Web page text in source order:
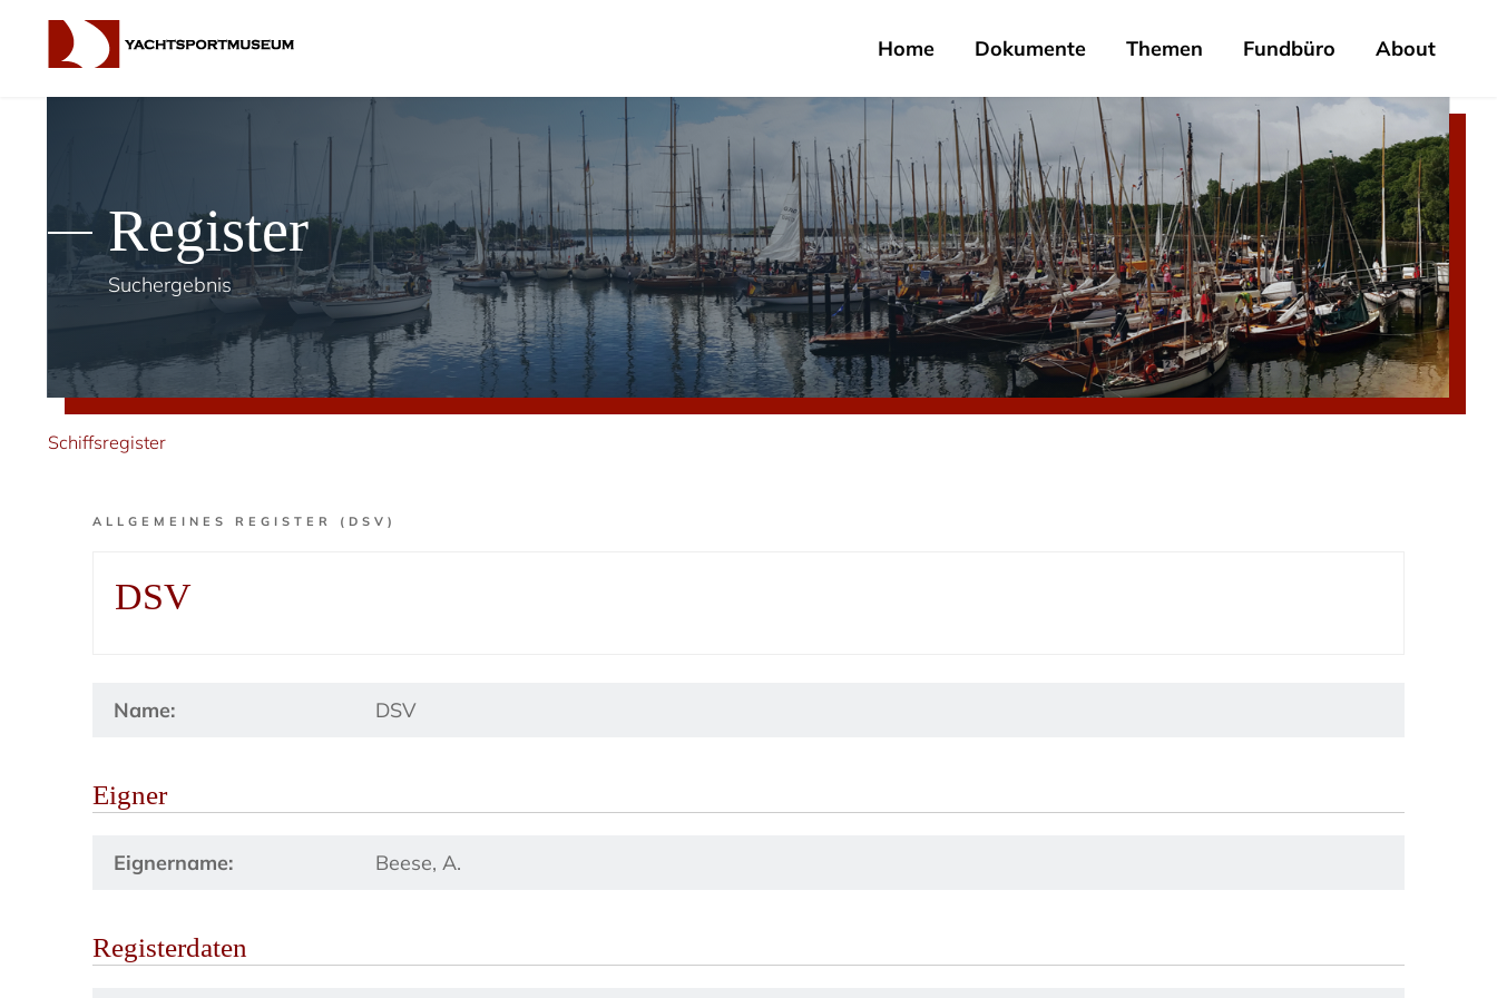
Home Dokumente Themen Fundbüro About
Register
Suchergebnis
Schiffsregister
ALLGEMEINES REGISTER (DSV)
DSV
Name: DSV
Eigner
Eignername: Beese, A.
Registerdaten